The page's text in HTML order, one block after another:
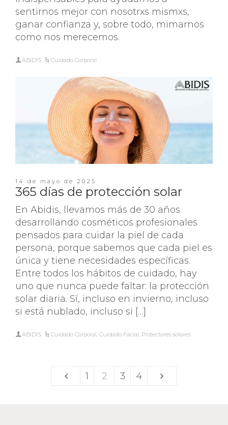
sentirnos mejor con nosotrxs mismxs,
ganar confianza y, sobre todo, mimarnos
como nos merecemos.
ABIDIS Cuidado Corporal
14 de mayo de 2025
365 días de protección solar
En Abidis, llevamos más de 30 años
desarrollando cosméticos profesionales
pensados para cuidar la piel de cada
persona, porque sabemos que cada piel es
única y tiene necesidades específicas.
Entre todos los hábitos de cuidado, hay
uno que nunca puede faltar: la protección
solar diaria. Sí, incluso en invierno, incluso
si está nublado, incluso si […]
ABIDIS Cuidado Corporal,Cuidado Facial, Protectores solares
1 2 3 4